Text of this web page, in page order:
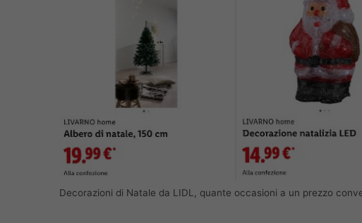
Decorazioni di Natale da LIDL, quante occasioni a un prezzo